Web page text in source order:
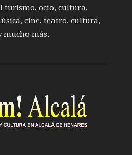
turismo, ocio, cultura,
cine, teatro, cultura,
mucho más.